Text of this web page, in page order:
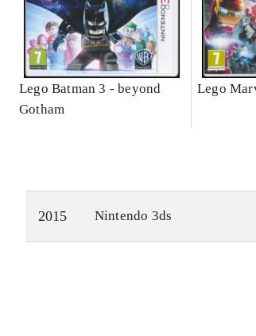
Lego Batman 3 - beyond
Gotham
Lego
2015 Nintendo 3ds